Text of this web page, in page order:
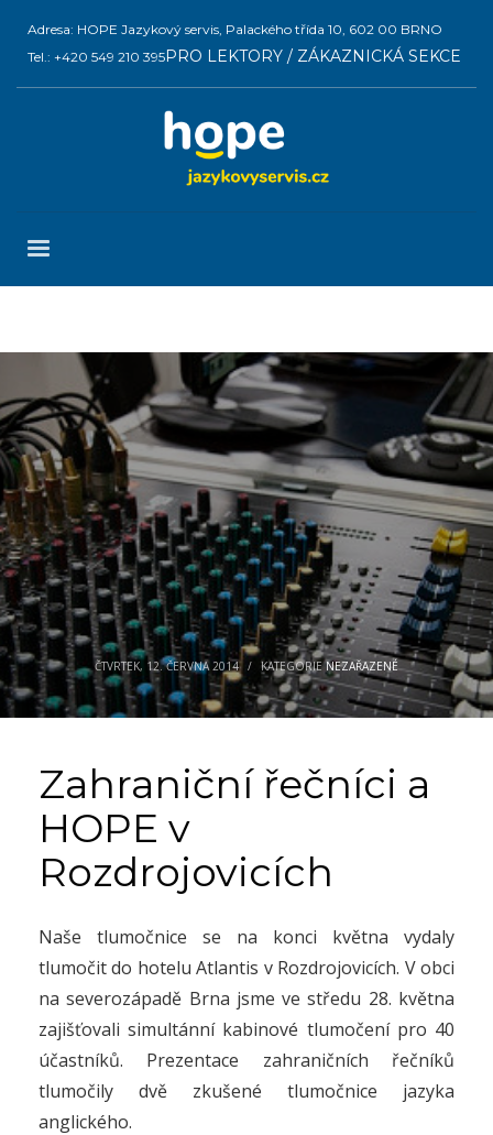
Adresa: HOPE Jazykový servis, Palackého třída 10, 602 00 BRNO
Tel.: +420 549 210 395PRO LEKTORY / ZÁKAZNICKÁ SEKCE
ČTVRTEK, 12. ČERVNA 2014 / KATEGORIENEZAŘAZENÉ
Zahraniční řečníci a
HOPE v
Rozdrojovicích
Naše tlumočnice se na konci května vydaly
tlumočit do hotelu Atlantis v Rozdrojovicích. V obci
na severozápadě Brna jsme ve středu 28. května
zajišťovali simultánní kabinové tlumočení pro 40
účastníků. Prezentace zahraničních řečníků
tlumočily dvě zkušené tlumočnice jazyka
anglického.